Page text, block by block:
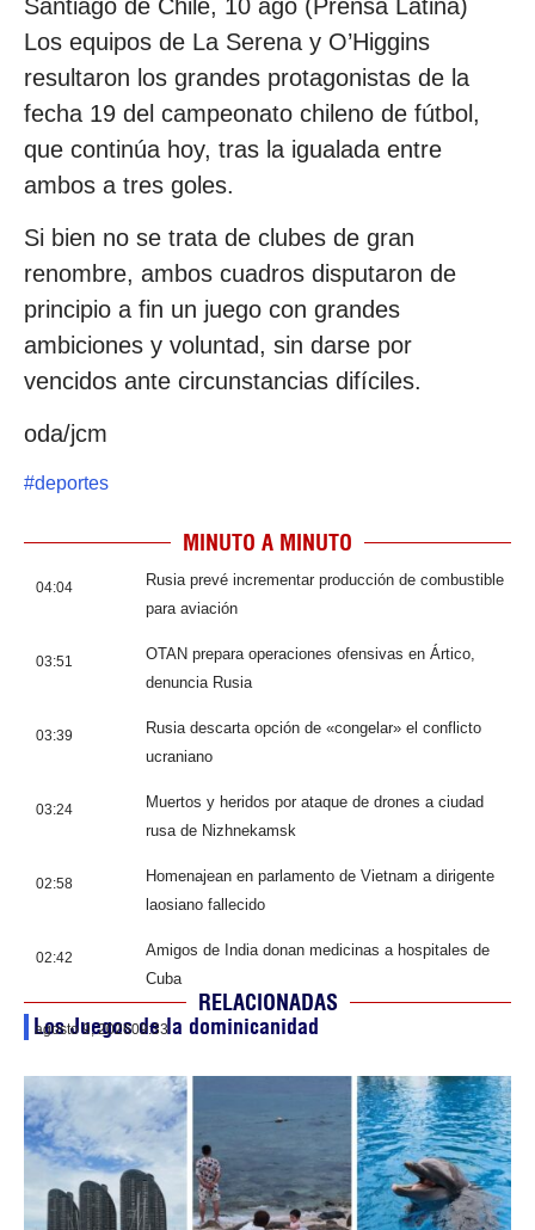
Santiago de Chile, 10 ago (Prensa Latina)
Los equipos de La Serena y O’Higgins
resultaron los grandes protagonistas de la
fecha 19 del campeonato chileno de fútbol,
que continúa hoy, tras la igualada entre
ambos a tres goles.
Si bien no se trata de clubes de gran
renombre, ambos cuadros disputaron de
principio a fin un juego con grandes
ambiciones y voluntad, sin darse por
vencidos ante circunstancias difíciles.
oda/jcm
#deportes
MINUTO A MINUTO
04:04
Rusia prevé incrementar producción de combustible
para aviación
03:51
OTAN prepara operaciones ofensivas en Ártico,
denuncia Rusia
03:39
Rusia descarta opción de «congelar» el conflicto
ucraniano
03:24
Muertos y heridos por ataque de drones a ciudad
rusa de Nizhnekamsk
02:58
Homenajean en parlamento de Vietnam a dirigente
laosiano fallecido
02:42
Amigos de India donan medicinas a hospitales de
Cuba
RELACIONADAS
Los Juegos de la dominicanidad
agosto 9, 202609:33